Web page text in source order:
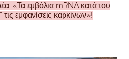
«Τα εμβόλια mRNA κατά του
εμφανίσεις καρκίνων»!